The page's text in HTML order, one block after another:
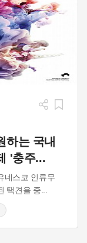
하는 국내
'충주...
네스코 인류무
택견을 중
을축제